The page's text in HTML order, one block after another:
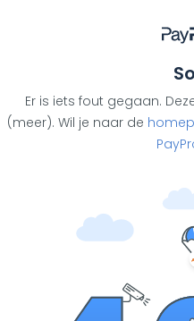
Er is iets fout gegaan.
(meer). Wil je naar de